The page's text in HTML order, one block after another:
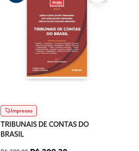
Impresso
TRIBUNAIS DE CONTAS DO
BRASIL